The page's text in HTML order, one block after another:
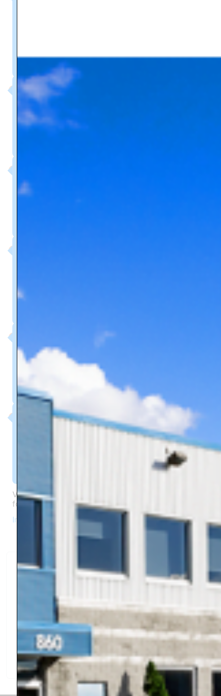
12h00 - 12h30
Dîner gastronomique offert
Vue d'ensemble des systèmes
14:00 - 14:30
Q&AMP;R
14 h 30 - 15 h 00
Vous recevrez un diplôme mettant en valeur votre
formation du jour, signé par nos experts FloFab !
Ingénieurs heures éligibles PDH !
Scanner le code QR